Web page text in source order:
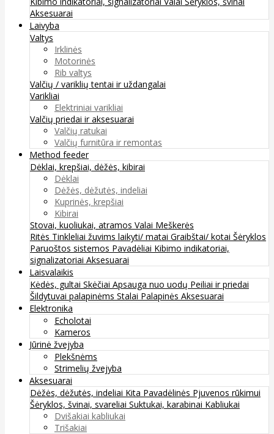
Aksesuarai
Laivyba
Valtys
Irklinės
Motorinės
Rib valtys
Valčių / variklių tentai ir uždangalai
Varikliai
Elektriniai varikliai
Valčių priedai ir aksesuarai
Valčių ratukai
Valčių furnitūra ir remontas
Method feeder
Dėklai, krepšiai, dėžės, kibirai
Dėklai
Dėžės, dėžutės, indeliai
Kuprinės, krepšiai
Kibirai
Stovai, kuoliukai, atramos Valai Meškerės
Ritės Tinkleliai žuvims laikyti/ matai Graibštai/ kotai Šėryklos
Paruoštos sistemos Pavadėliai Kibimo indikatoriai,
signalizatoriai Aksesuarai
Laisvalaikis
Kėdės, gultai Skėčiai Apsauga nuo uodų Peiliai ir priedai
Šildytuvai palapinėms Stalai Palapinės Aksesuarai
Elektronika
Echolotai
Kameros
Jūrinė žvejyba
Plekšnėms
Strimelių žvejyba
Aksesuarai
Dėžės, dėžutės, indeliai Kita Pavadėlinės Pjuvenos rūkimui
Šėryklos, švinai, svareliai Suktukai, karabinai Kabliukai
Dvišakiai kabliukai
Trišakiai